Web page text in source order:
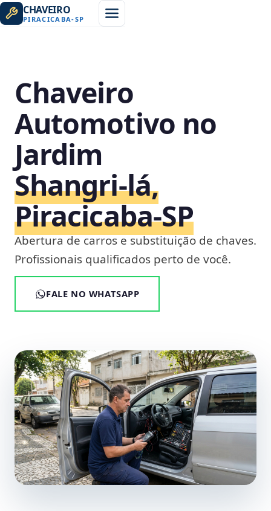
CHAVEIRO
PIRACICABA-SP
Chaveiro
Automotivo no
Jardim
Shangri-lá,
Piracicaba‑SP
Abertura de carros e substituição de chaves.
Profissionais qualificados perto de você.
FALE NO WHATSAPP